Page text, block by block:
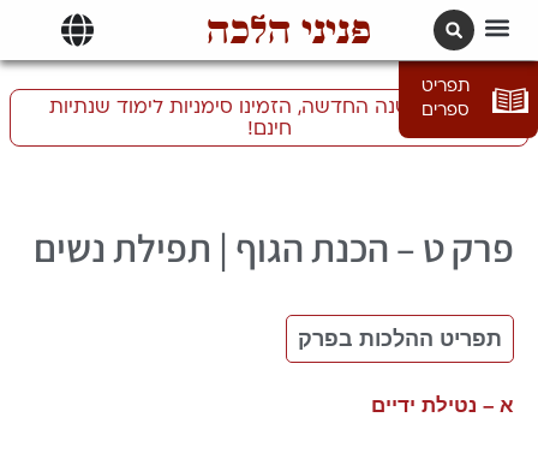
פניני הלכה
תפריט
ספרים
התכוננו לשנה החדשה, הזמינו סימניות לימוד שנתיות
חינם!
ט – הכנת הגוף | תפילת נשים
תפריט ההלכות בפרק
א – נטילת ידיים